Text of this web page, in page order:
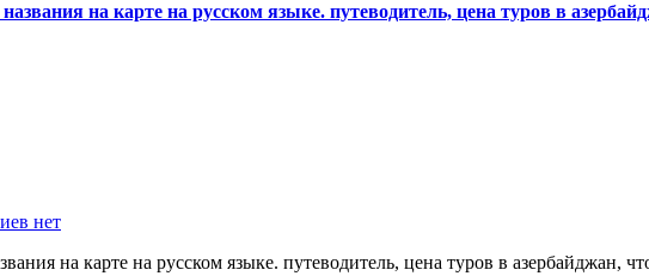
на карте на русском языке. путеводитель, цена туров в
нет